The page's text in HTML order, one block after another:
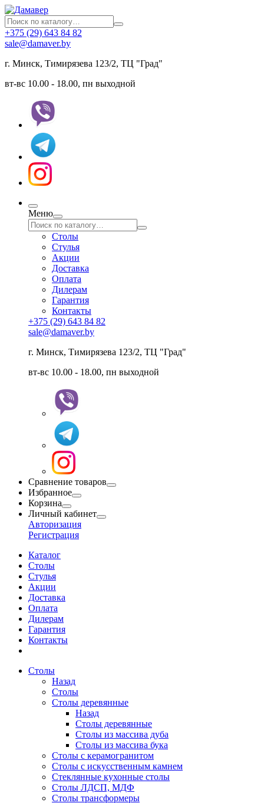
+375 (29) 643 84 82
sale@damaver.by
г. Минск, Тимирязева 123/2, ТЦ "Град"
вт-вс 10.00 - 18.00, пн выходной
Меню
Столы
Стулья
Акции
Доставка
Оплата
Дилерам
Гарантия
Контакты
+375 (29) 643 84 82
sale@damaver.by
г. Минск, Тимирязева 123/2, ТЦ "Град"
вт-вс 10.00 - 18.00, пн выходной
Сравнение товаров
Избранное
Корзина
Личный кабинет
Авторизация
Регистрация
Каталог
Столы
Стулья
Акции
Доставка
Оплата
Дилерам
Гарантия
Контакты
Столы
Назад
Столы
Столы деревянные
Назад
Столы деревянные
Столы из массива дуба
Столы из массива бука
Столы с керамогранитом
Столы с искусственным камнем
Стеклянные кухонные столы
Столы ЛДСП, МДФ
Столы трансформеры